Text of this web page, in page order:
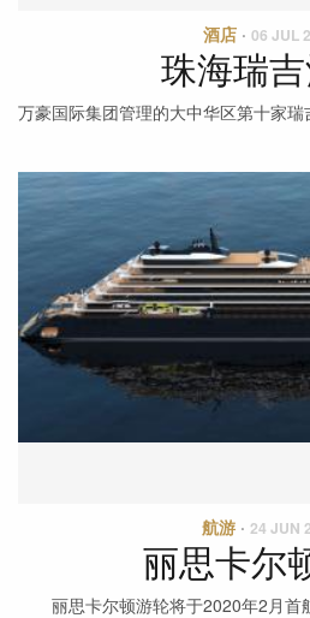
酒店· 06 JUL
珠海瑞
万豪国际集团管理的大中华区第十家瑞
航游· 24 JUN
丽思卡尔
丽思卡尔顿游轮将于2020年2月首